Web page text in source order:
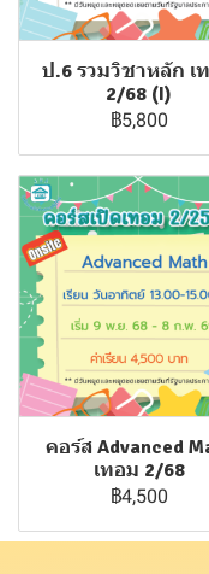
ป.6 รวมวิชาหลัก เ
2/68 (I)
฿5,800
คอร์ส Advanced
เทอม 2/68
฿4,500